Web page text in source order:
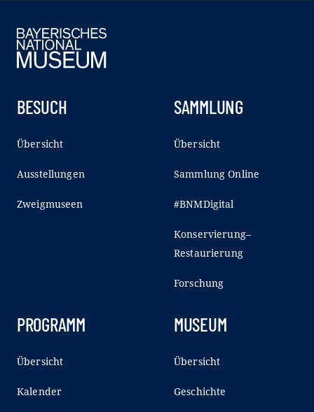
BESUCH
Übersicht
Ausstellungen
Zweigmuseen
SAMMLUNG
Übersicht
Sammlung Online
#BNMDigital
Konservierung–
Restaurierung
Forschung
PROGRAMM
Übersicht
Kalender
MUSEUM
Übersicht
Geschichte